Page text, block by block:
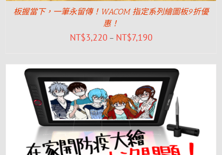
板握當下，一筆永留傳！WACOM 指定系列繪圖板9折優
惠！
NT$3,220 – NT$7,190